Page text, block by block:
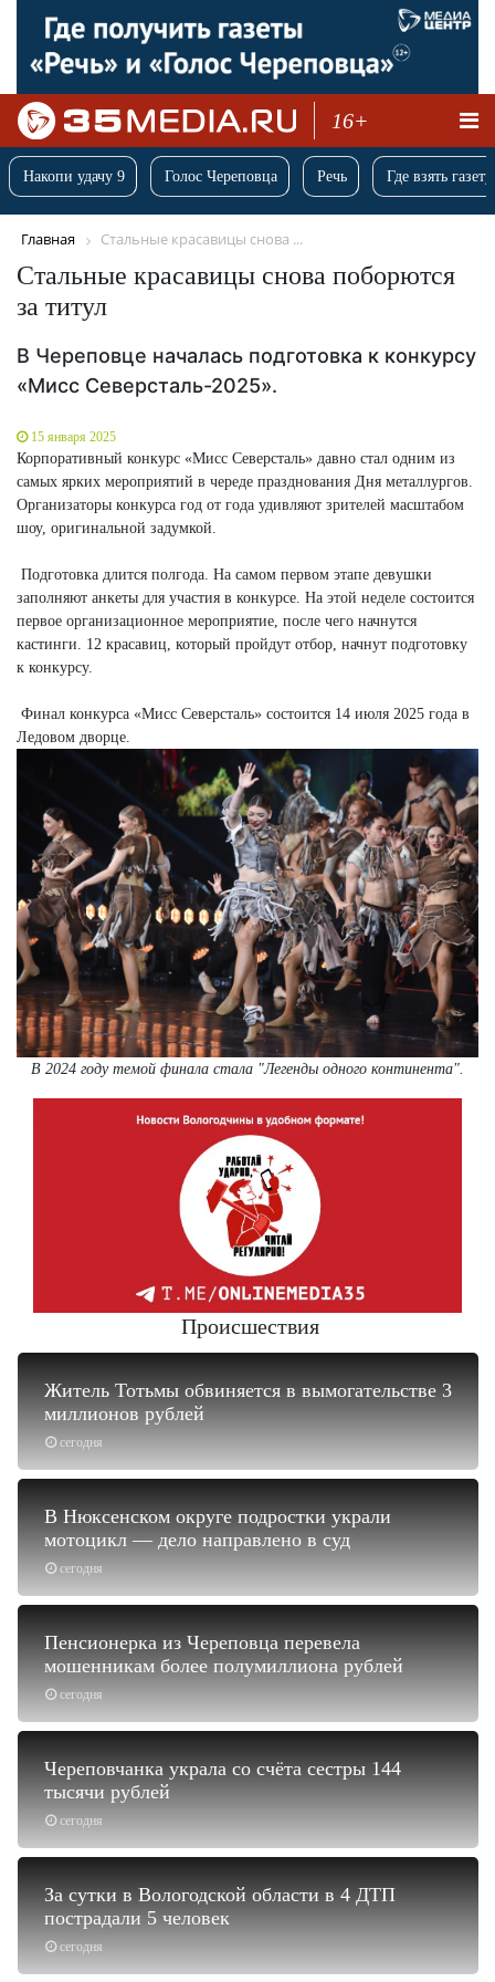
16+
Накопи удачу 9 Голос Череповца Речь Где взять
Главная Стальные красавицы снова ...
Стальные красавицы снова поборются
за титул
В Череповце началась подготовка к конкурсу
«Мисс Северсталь-2025».
15 января 2025
Корпоративный конкурс «Мисс Северсталь» давно стал одним из
самых ярких мероприятий в череде празднования Дня металлургов.
Организаторы конкурса год от года удивляют зрителей масштабом
шоу, оригинальной задумкой.
Подготовка длится полгода. На самом первом этапе девушки
заполняют анкеты для участия в конкурсе. На этой неделе состоится
первое организационное мероприятие, после чего начнутся
кастинги. 12 красавиц, который пройдут отбор, начнут подготовку
к конкурсу.
Финал конкурса «Мисс Северсталь» состоится 14 июля 2025 года в
Ледовом дворце.
В 2024 году темой финала стала "Легенды одного континента".
Происшествия
сегодня
Житель Тотьмы обвиняется в вымогательстве 3
миллионов рублей
сегодня
В Нюксенском округе подростки украли
мотоцикл — дело направлено в суд
сегодня
Пенсионерка из Череповца перевела
мошенникам более полумиллиона рублей
сегодня
Череповчанка украла со счёта сестры 144
тысячи рублей
сегодня
За сутки в Вологодской области в 4 ДТП
пострадали 5 человек